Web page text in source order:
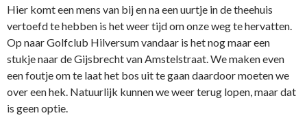
Hier komt een mens van bij en na een uurtje in de theehuis
vertoefd te hebben is het weer tijd om onze weg te hervatten.
Op naar Golfclub Hilversum vandaar is het nog maar een
stukje naar de Gijsbrecht van Amstelstraat. We maken even
een foutje om te laat het bos uit te gaan daardoor moeten we
over een hek. Natuurlijk kunnen we weer terug lopen, maar dat
is geen optie.